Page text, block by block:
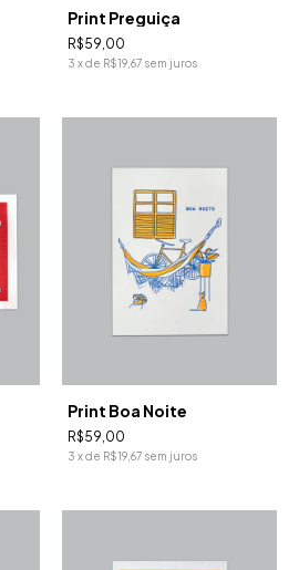
Print Preguiça
R$59,00
3 xde R$19,67 sem juros
Print Boa Noite
R$59,00
3 xde R$19,67 sem juros